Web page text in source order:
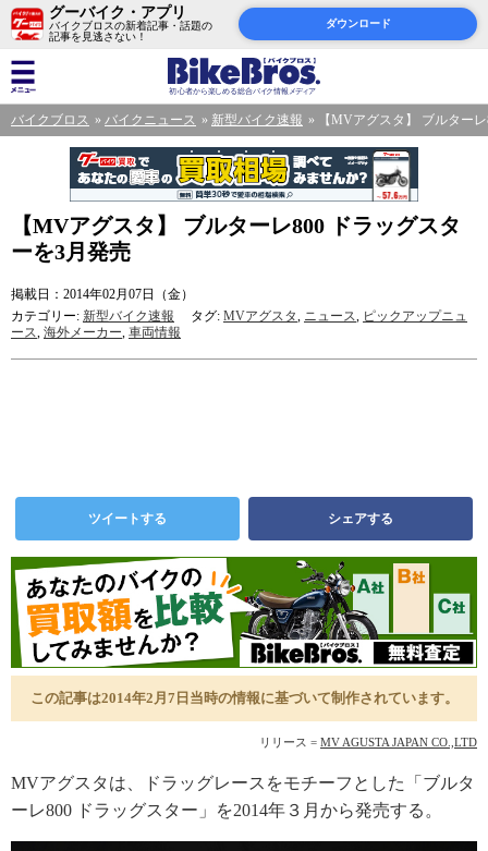
グーバイク・アプリ
バイクブロスの新着記事・話題の
記事を見逃さない！
ダウンロード
バイクブロス バイクニュース 新型バイク速報 【MVアグスタ】 ブルター
【MVアグスタ】 ブルターレ800 ドラッグスタ
ーを3月発売
掲載日：2014年02月07日（金）
カテゴリー: 新型バイク速報 タグ: MVアグスタ, ニュース, ピックアップニュ
ース, 海外メーカー, 車両情報
ツイートする シェアする
この記事は2014年2月7日当時の情報に基づいて制作されています。
リリース = MV AGUSTA JAPAN CO.,LTD
MVアグスタは、ドラッグレースをモチーフとした「ブルタ
ーレ800 ドラッグスター」を2014年３月から発売する。